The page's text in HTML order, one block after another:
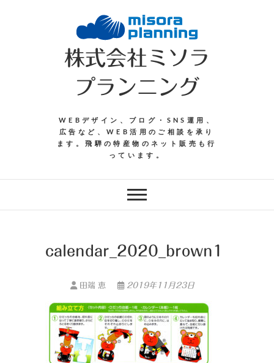
株式会社ミソラ
プランニング
WEBデザイン、ブログ・SNS運用、
広告など、WEB活用のご相談を承り
ます。飛騨の特産物のネット販売も行
っています。
calendar_2020_brown1
田端 恵 2019年11月23日